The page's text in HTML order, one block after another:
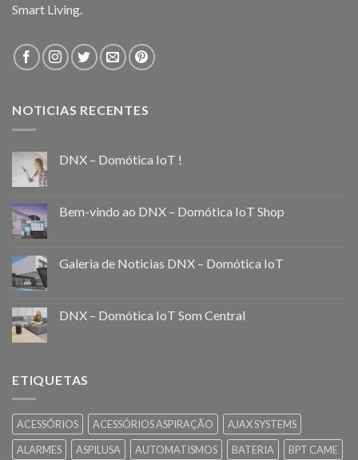
Smart Living.
NOTICIAS RECENTES
DNX – Domótica IoT !
Bem-vindo ao DNX – Domótica IoT Shop
Galeria de Noticias DNX – Domótica IoT
DNX – Domótica IoT Som Central
ETIQUETAS
ACESSÓRIOS ACESSÓRIOS ASPIRAÇÃO
AJAX SYSTEMS
ALARMES
ASPILUSA AUTOMATISMOS BATERIA
BPT CAME